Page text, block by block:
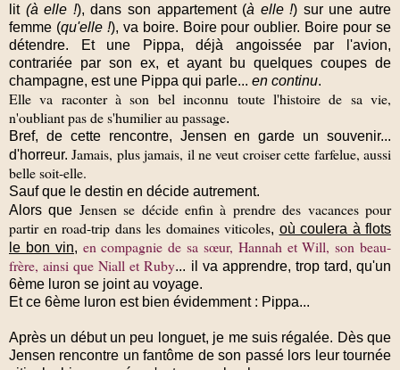
lit (à elle !), dans son appartement (à elle !) sur une autre
femme (qu'elle !), va boire. Boire pour oublier. Boire pour se
détendre. Et une Pippa, déjà angoissée par l'avion,
contrariée par son ex, et ayant bu quelques coupes de
champagne, est une Pippa qui parle... en continu.
Elle va raconter à son bel inconnu toute l'histoire de sa vie,
n'oubliant pas de s'humilier au passage.
Bref, de cette rencontre, Jensen en garde un souvenir...
d'horreur. Jamais, plus jamais, il ne veut croiser cette farfelue, aussi
belle soit-elle.
Sauf que le destin en décide autrement.
Alors que Jensen se décide enfin à prendre des vacances pour
partir en road-trip dans les domaines viticoles, où coulera à flots
le bon vin, en compagnie de sa sœur, Hannah et Will, son beau-
frère, ainsi que Niall et Ruby... il va apprendre, trop tard, qu'un
6ème luron se joint au voyage.
Et ce 6ème luron est bien évidemment : Pippa...
Après un début un peu longuet, je me suis régalée. Dès que
Jensen rencontre un fantôme de son passé lors leur tournée